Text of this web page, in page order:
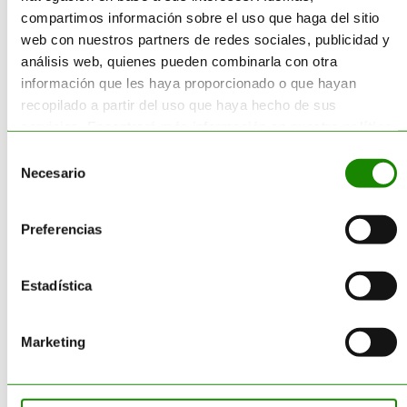
compartimos información sobre el uso que haga del sitio
web con nuestros partners de redes sociales, publicidad y
análisis web, quienes pueden combinarla con otra
información que les haya proporcionado o que hayan
recopilado a partir del uso que haya hecho de sus
Necesario
Preferencias
Estadística
Marketing
PorAlma 01 enero 2026|Gestión de
Residuos|
El Consejero de Seguridad es el
dedicadas al transporte, carga,
estrictamente con la normativa
minimizar los riesgos para las
operación se realice bajo los